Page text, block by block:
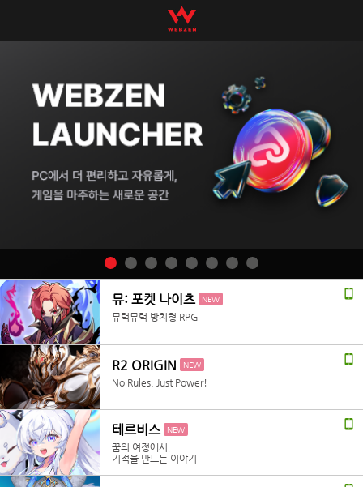
뮤: 포켓 나이츠 NEW
뮤럭뮤럭 방치형 RPG
R2 ORIGIN NEW
No Rules, Just Power!
테르비스 NEW
꿈의 여정에서,
기적을 만드는 이야기